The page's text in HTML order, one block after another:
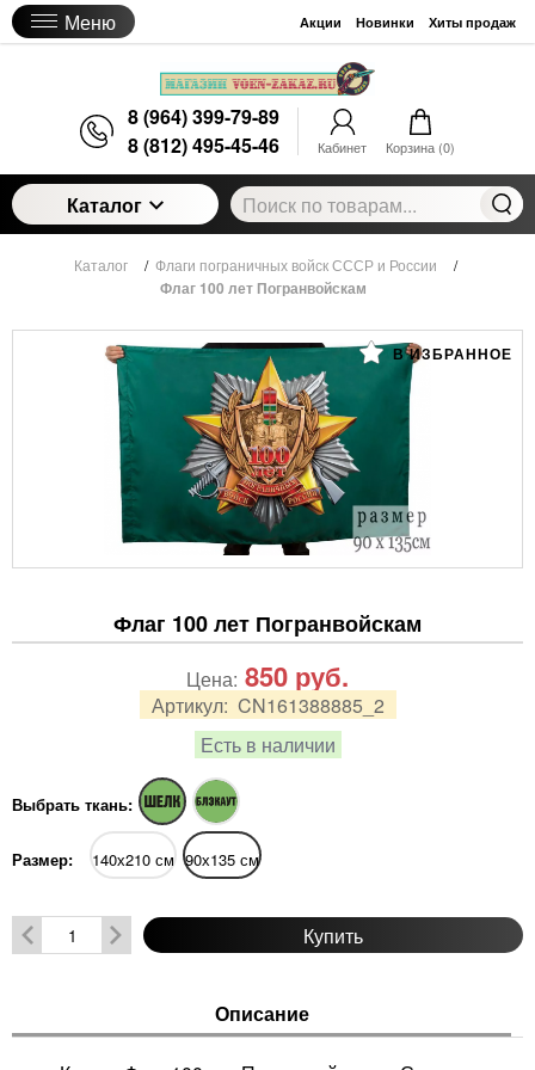
Меню Акции Новинки Хиты продаж
8 (964) 399-79-89
8 (812) 495-45-46
Кабинет Корзина (0)
Каталог
Каталог / Флаги пограничных войск СССР и России /
Флаг 100 лет Погранвойскам
В ИЗБРАННОЕ
Флаг 100 лет Погранвойскам
Артикул: CN161388885_2
Есть в наличии
Цена: 850 руб.
Выбрать ткань:
Размер: 140х210 см 90х135 см
Купить
Описание